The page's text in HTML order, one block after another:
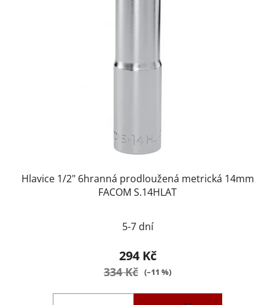
Hlavice 1/2" 6hranná prodloužená metrická 14mm
FACOM S.14HLAT
5-7 dní
294 Kč
334 Kč (–11 %)